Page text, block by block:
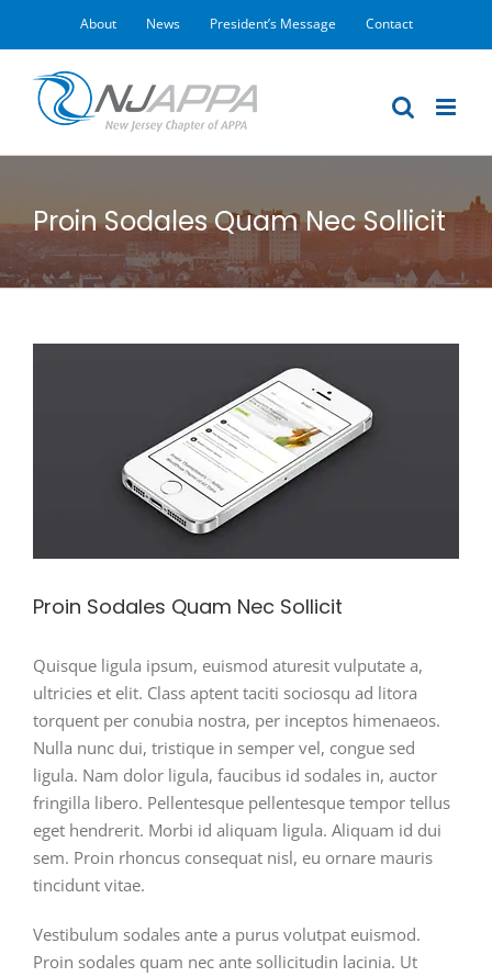
content
About News President’s Message Contact
Proin Sodales Quam Nec Sollicit
Proin Sodales Quam Nec Sollicit
Quisque ligula ipsum, euismod aturesit vulputate a,
ultricies et elit. Class aptent taciti sociosqu ad litora
torquent per conubia nostra, per inceptos himenaeos.
Nulla nunc dui, tristique in semper vel, congue sed
ligula. Nam dolor ligula, faucibus id sodales in, auctor
fringilla libero. Pellentesque pellentesque tempor tellus
eget hendrerit. Morbi id aliquam ligula. Aliquam id dui
sem. Proin rhoncus consequat nisl, eu ornare mauris
tincidunt vitae.
Vestibulum sodales ante a purus volutpat euismod.
Proin sodales quam nec ante sollicitudin lacinia. Ut